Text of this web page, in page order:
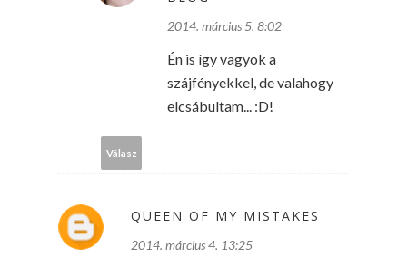
2014. március 5. 8:02
Én is így vagyok a
szájfényekkel, de valahogy
elcsábultam... :D!
Válasz
QUEEN OF MY MISTAKES
2014. március 4. 13:25